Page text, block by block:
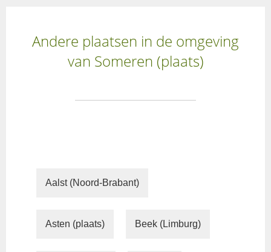
Andere plaatsen in de omgeving
van Someren (plaats)
Aalst (Noord-Brabant)
Asten (plaats) Beek (Limburg)